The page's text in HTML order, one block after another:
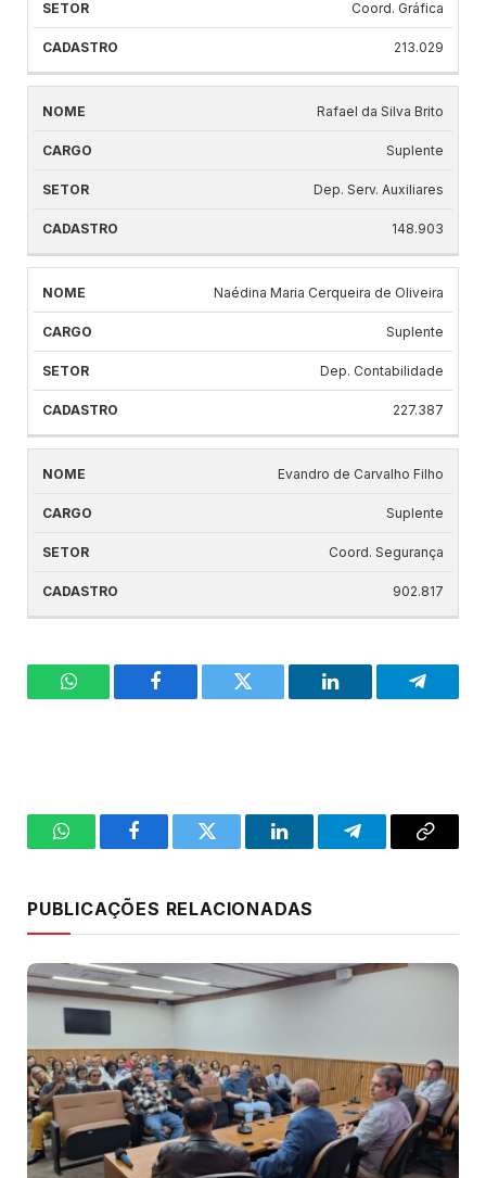
Coord. Gráfica
213.029
Rafael da Silva Brito
Suplente
Dep. Serv. Auxiliares
148.903
Naédina Maria Cerqueira de Oliveira
Suplente
Dep. Contabilidade
227.387
Evandro de Carvalho Filho
Suplente
Coord. Segurança
902.817
WhatsAppFacebook Twitter LinkedIn
WhatsAppFacebookTwitter LinkedInTelegramCopy
PUBLICAÇÕES RELACIONADAS